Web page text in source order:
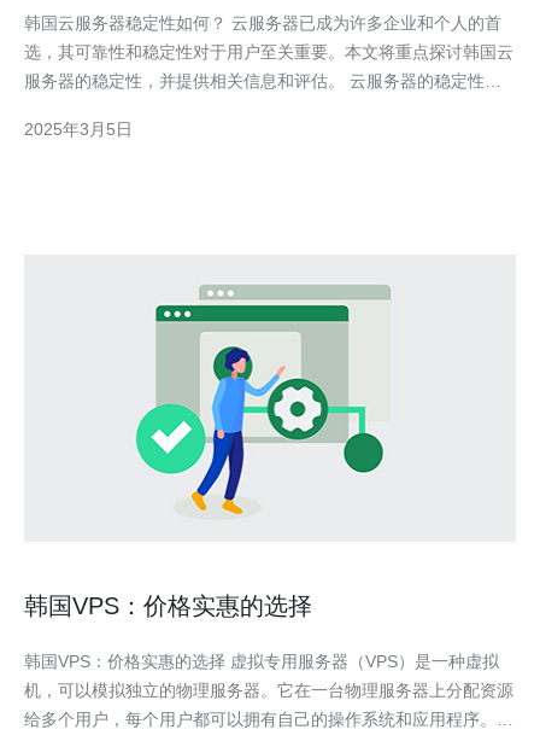
韩国云服务器稳定性如何？ 云服务器已成为许多企业和个人的首
选，其可靠性和稳定性对于用户至关重要。本文将重点探讨韩国云
服务器的稳定性，并提供相关信息和评估。 云服务器的稳定性对
在线服务，并确保数据和信息的安全性。因此，选择一个可靠的云
2025年3月5日
韩国VPS：价格实惠的选择
韩国VPS：价格实惠的选择 虚拟专用服务器（VPS）是一种虚拟
机，可以模拟独立的物理服务器。它在一台物理服务器上分配资源
给多个用户，每个用户都可以拥有自己的操作系统和应用程序。